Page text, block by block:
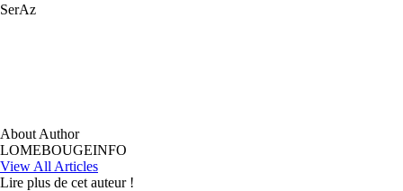
SerAz
About Author
LOMEBOUGEINFO
View All Articles
Lire plus de cet auteur !